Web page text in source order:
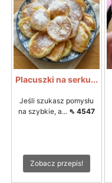
Placuszki na serku...
Jeśli szukasz pomysłu
na szybkie, a... ⇖ 4547
Zobacz przepis!